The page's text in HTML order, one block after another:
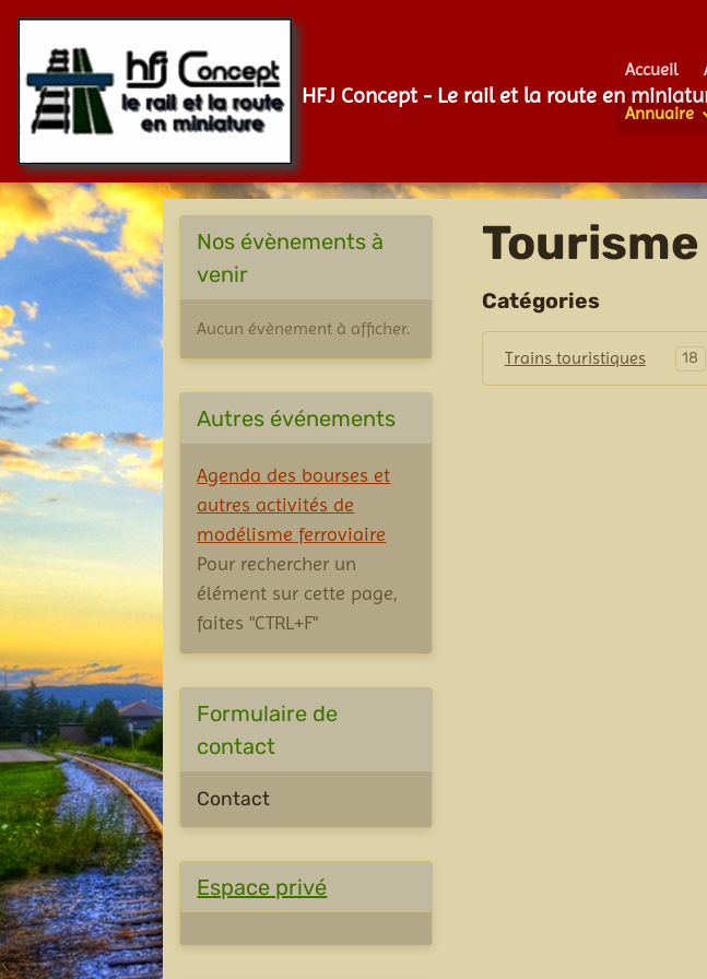
HFJ Concept - Le rail et la route en
Accueil
Annuaire
Tourisme
Catégories
Trains touristiques 18
Nos évènements à
venir
Aucun évènement à afficher.
Autres événements
Agenda des bourses et
autres activités de
modélisme ferroviaire
Pour rechercher un
élément sur cette page,
faites "CTRL+F"
Formulaire de
contact
Contact
Espace privé